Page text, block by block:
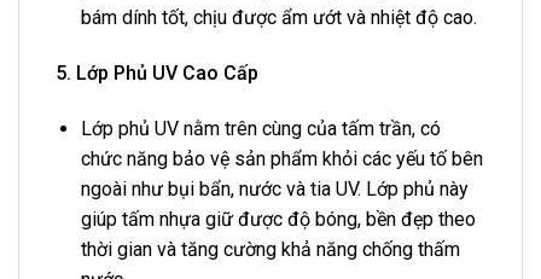
bám dính tốt, chịu được ẩm ướt và nhiệt độ cao.
5. Lớp Phủ UV Cao Cấp
Lớp phủ UV nằm trên cùng của tấm trần, có
chức năng bảo vệ sản phẩm khỏi các yếu tố bên
ngoài như bụi bẩn, nước và tia UV. Lớp phủ này
giúp tấm nhựa giữ được độ bóng, bền đẹp theo
thời gian và tăng cường khả năng chống thấm